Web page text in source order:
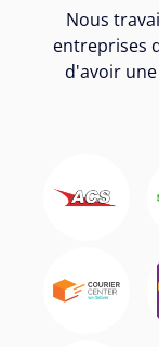
Nous
entreprises
d'avoir